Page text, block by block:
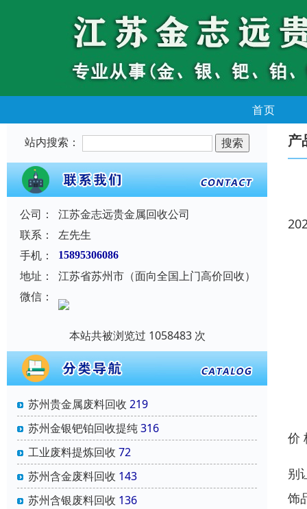
首页
站内搜索：
公司：
江苏金志远贵金属回收公司
联系：
左先生
手机：
15895306086
地址：
江苏省苏州市（面向全国上门高价回收）
微信：
本站共被浏览过 1058483 次
苏州贵金属废料回收 219
苏州金银钯铂回收提纯316
工业废料提炼回收 72
苏州含金废料回收 143
苏州含银废料回收 136
产
价
别
饰